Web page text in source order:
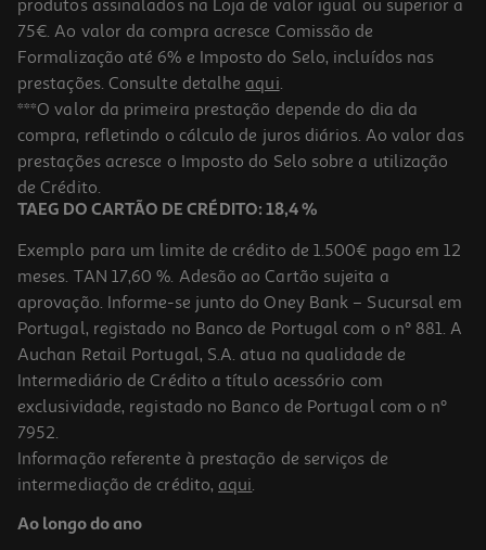
produtos assinalados na Loja de valor igual ou superior a
75€. Ao valor da compra acresce Comissão de
Formalização até 6% e Imposto do Selo, incluídos nas
prestações. Consulte detalhe aqui.
***O valor da primeira prestação depende do dia da
compra, refletindo o cálculo de juros diários. Ao valor das
prestações acresce o Imposto do Selo sobre a utilização
de Crédito.
TAEG DO CARTÃO DE CRÉDITO: 18,4 %
Exemplo para um limite de crédito de 1.500€ pago em 12
meses. TAN 17,60 %. Adesão ao Cartão sujeita a
aprovação. Informe-se junto do Oney Bank – Sucursal em
Portugal, registado no Banco de Portugal com o nº 881. A
Auchan Retail Portugal, S.A. atua na qualidade de
Intermediário de Crédito a título acessório com
exclusividade, registado no Banco de Portugal com o nº
7952.
Informação referente à prestação de serviços de
intermediação de crédito, aqui.
Ao longo do ano